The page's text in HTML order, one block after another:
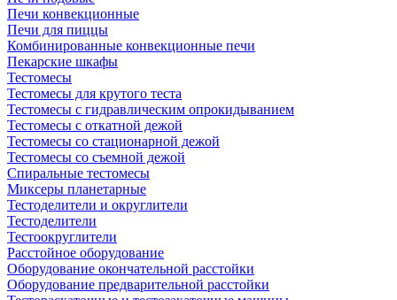
Печи конвекционные
Печи для пиццы
Комбинированные конвекционные печи
Пекарские шкафы
Тестомесы
Тестомесы для крутого теста
Тестомесы с гидравлическим опрокидыванием
Тестомесы с откатной дежой
Тестомесы со стационарной дежой
Тестомесы со съемной дежой
Спиральные тестомесы
Миксеры планетарные
Тестоделители и округлители
Тестоделители
Тестоокруглители
Расстойное оборудование
Оборудование окончательной расстойки
Оборудование предварительной расстойки